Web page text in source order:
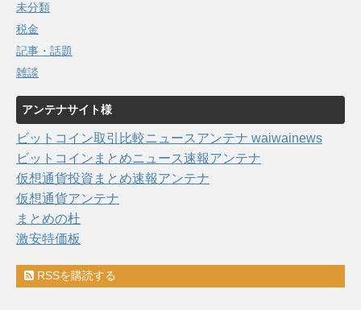
未分類
税金
記事・話題
雑談
アンテナサイト様
ビットコイン取引比較ニュースアンテナ waiwainews
ビットコインまとめニュース速報アンテナ
仮想通貨投資まとめ速報アンテナ
仮想通貨アンテナ
まとめの杜
激安特価板
RSSを購読する